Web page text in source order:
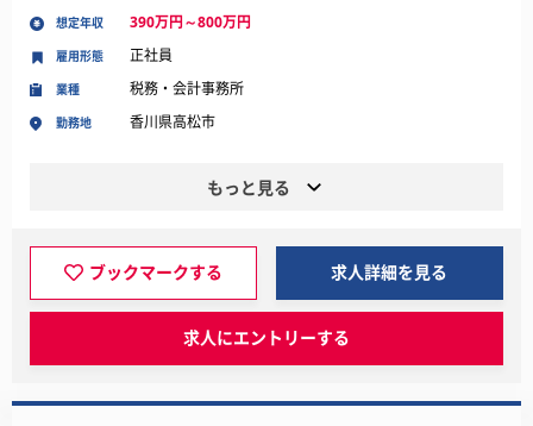
想定年収 390万円～800万円
業種 税務・会計事務所
勤務地 香川県高松市
雇用形態 正社員
もっと見る
ブックマークする 求人詳細を見る
求人にエントリーする